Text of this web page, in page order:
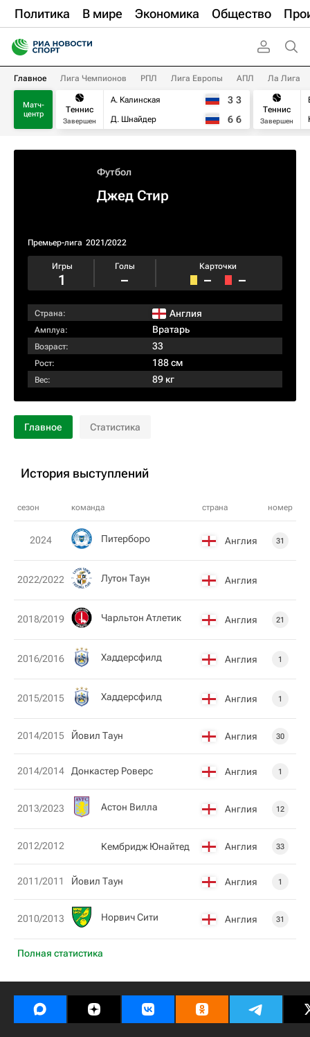
Политика В мире Экономика Общество
Главное Лига Чемпионов РПЛ Лига Европы АПЛ Ла Лига
Матч-
центр
Теннис
Завершен
А. Калинская
Д. Шнайдер
3 3
6 6
Теннис
Завершен
Футбол
Джед Стир
Премьер-лига 2021/2022
Игры
1
Голы
–
Карточки
– –
Страна: Англия
Амплуа: Вратарь
Возраст: 33
Рост: 188 см
Вес: 89 кг
Главное Статистика
История выступлений
сезон команда страна номер
Полная статистика
2024 Питерборо Англия 31
2022/2022 Лутон Таун Англия
2018/2019 Чарльтон Атлетик Англия 21
2016/2016 Хаддерсфилд Англия 1
2015/2015 Хаддерсфилд Англия 1
2014/2015 Йовил Таун Англия 30
2014/2014 Донкастер Роверс Англия 1
2013/2023 Астон Вилла Англия 12
2012/2012 Кембридж Юнайтед Англия 33
2011/2011 Йовил Таун Англия 1
2010/2013 Норвич Сити Англия 31